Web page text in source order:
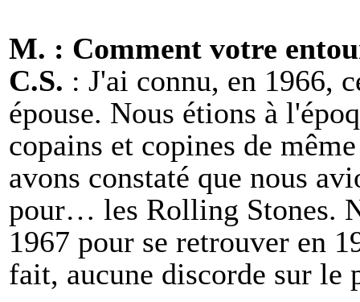
M. : Comment votre
C.S. : J'ai connu, en 1966,
épouse. Nous étions à
copains et copines de
avons constaté que nous
pour… les Rolling Stones.
1967 pour se retrouver en
fait, aucune discorde sur le